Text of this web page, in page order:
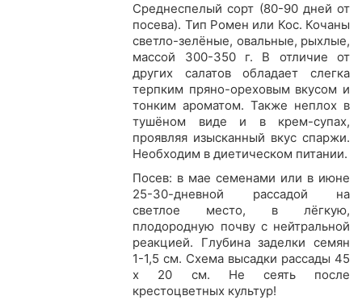
Среднеспелый сорт (80-90 дней от
посева). Тип Ромен или Кос. Кочаны
светло-зелёные, овальные, рыхлые,
массой 300-350 г. В отличие от
других салатов обладает слегка
терпким пряно-ореховым вкусом и
тонким ароматом. Также неплох в
тушёном виде и в крем-супах,
проявляя изысканный вкус спаржи.
Необходим в диетическом питании.
Посев: в мае семенами или в июне
25-30-дневной рассадой на
светлое место, в лёгкую,
плодородную почву с нейтральной
реакцией. Глубина заделки семян
1-1,5 см. Схема высадки рассады 45
x 20 см. Не сеять после
крестоцветных культур!